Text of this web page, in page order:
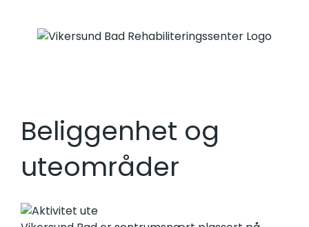
content
Beliggenhet og
uteområder